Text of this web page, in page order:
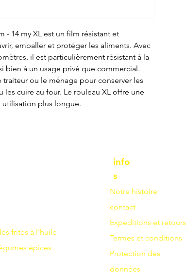
- 14 my XL est un film résistant et
emballer et protéger les aliments. Avec
il est particulièrement résistant à la
bien à un usage privé que commercial.
traiteur ou le ménage pour conserver les
les cuire au four. Le rouleau XL offre une
plus longue.
frites à l'huile
épices
info
s
Notre histoire
contact
Expéditions et retours
Termes et conditions
Protection des
données